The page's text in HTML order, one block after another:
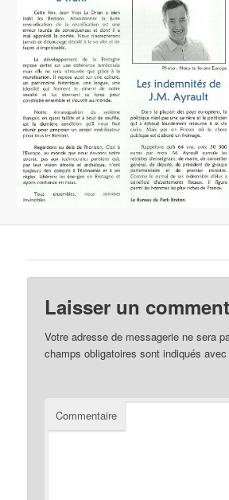
Laisser un
Votre adresse de messagerie ne sera
champs obligatoires sont indiqués
Commentaire